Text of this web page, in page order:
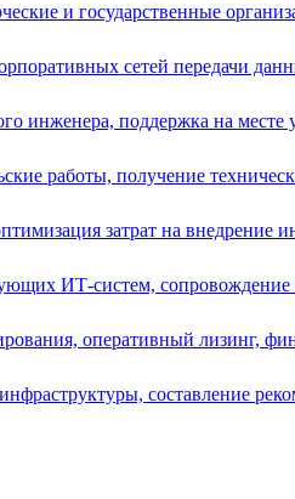
и государственные
сетей передачи
инженера, поддержка на месте
работы, получение
затрат на
ИТ-систем,
оперативный лизинг,
составление